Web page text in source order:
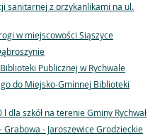
sanitarnej z przykanlikami na ul.
w miejscowości Siąszyce
Publicznej w Rychwale
do Miejsko-Gminnej Biblioteki
dla szkół na terenie Gminy Rychwał
- Jaroszewice Grodzieckie